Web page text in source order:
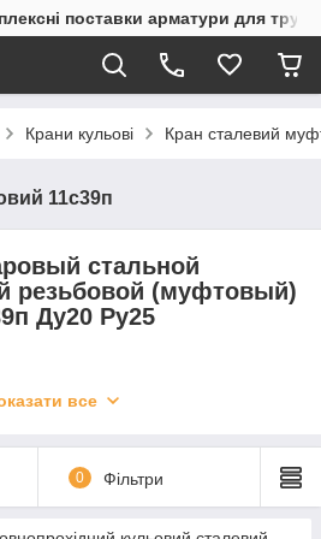
поставки арматури для
Крани кульові Кран сталевий
11с39п
стальной
резьбовой (муфтовый)
Ду20 Ру25
запорный
все
0 Фільтри